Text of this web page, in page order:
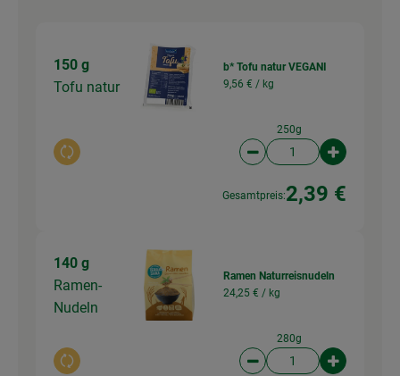
150 g
Tofu natur
Auswahl ändern
b* Tofu natur VEGANI
9,56 € / kg
250g
Artikelanzahl
Gesamtpreis:2,39 €
140 g
Ramen-
Nudeln
Auswahl ändern
Ramen Naturreisnudeln
24,25 € / kg
280g
Artikelanzahl